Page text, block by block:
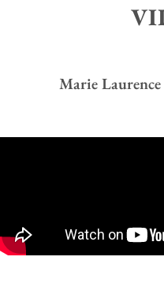
Marie